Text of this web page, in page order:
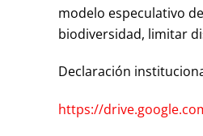
modelo especulativo
biodiversidad, limitar
Declaración
https://